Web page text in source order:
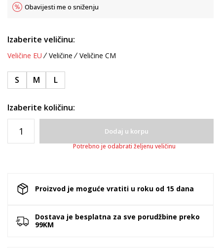
Obavijesti me o sniženju
Izaberite veličinu:
Veličine EU Veličine Veličine CM
S M L
Izaberite količinu:
Dodaj u korpu
Potrebno je odabrati željenu veličinu
Proizvod je moguće vratiti u roku od 15 dana
Dostava je besplatna za sve porudžbine preko
99KM